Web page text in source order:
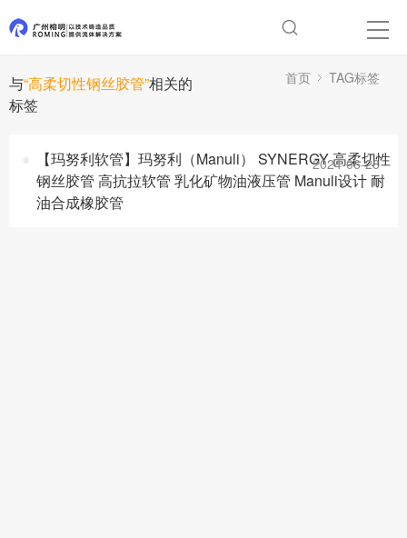
与“高柔切性钢丝胶管”相关的
标签
首页 TAG标签
【玛努利软管】玛努利（Manuli） SYNERGY 高柔切性
钢丝胶管 高抗拉软管 乳化矿物油液压管 Manuli设计 耐
油合成橡胶管
2024-06-28